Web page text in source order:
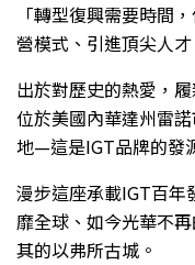
「轉型復興需要時間
營模式、引進頂尖人才
出於對歷史的熱愛，
位於美國內華達州雷
地—這是IGT品牌的發
漫步這座承載IGT百年
靡全球、如今光華不
其的以弗所古城。